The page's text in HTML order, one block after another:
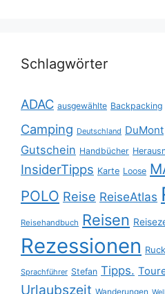
Schlagwörter
ADAC ausgewählte Backpacking
Camping Deutschland DuMont
Gutschein Handbücher
InsiderTipps Karte Loose
POLO Reise ReiseAtlas
Reisehandbuch Reisen
Rezessionen
Sprachführer Stefan Tipps.
Urlaubszeit Wanderungen